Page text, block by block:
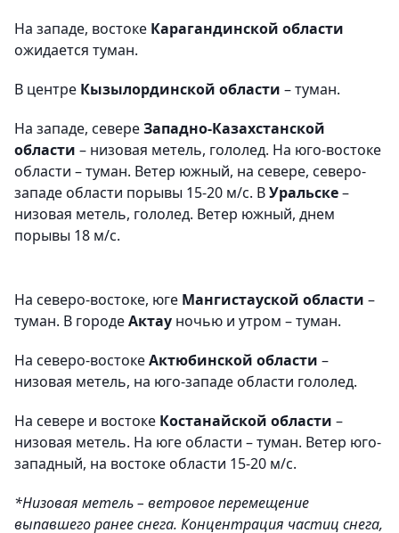
На западе, востоке Карагандинской области
ожидается туман.
В центре Кызылординской области – туман.
На западе, севереЗападно-Казахстанской
области – низовая метель, гололед. На юго-востоке
области – туман. Ветер южный, на севере, северо-
западе области порывы 15-20 м/с. ВУральске–
низовая метель, гололед. Ветер южный, днем
порывы 18 м/с.
На северо-востоке, юге Мангистауской области –
туман. В городеАктау ночью и утром – туман.
На северо-востокеАктюбинской области –
низовая метель, на юго-западе области гололед.
На севере и востоке Костанайской области –
низовая метель. На юге области – туман. Ветер юго-
западный, на востоке области 15-20 м/с.
*Низовая метель – ветровое перемещение
выпавшего ранее снега. Концентрация частиц снега,